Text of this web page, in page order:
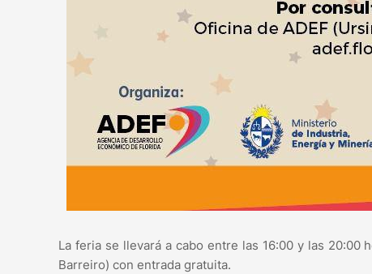
La feria se llevará a cabo entre las 16:00 y las 20:00
Barreiro) con entrada gratuita.